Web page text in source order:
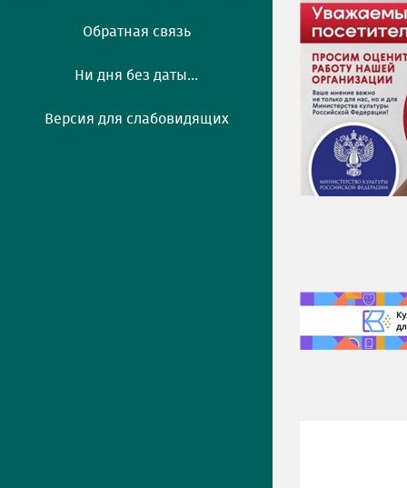
Обратная связь
Ни дня без даты...
Версия для слабовидящих